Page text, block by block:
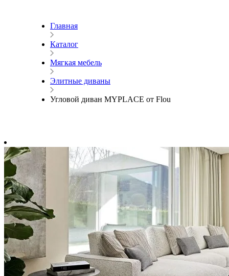
Главная
Каталог
Мягкая мебель
Элитные диваны
Угловой диван MYPLACE от Flou